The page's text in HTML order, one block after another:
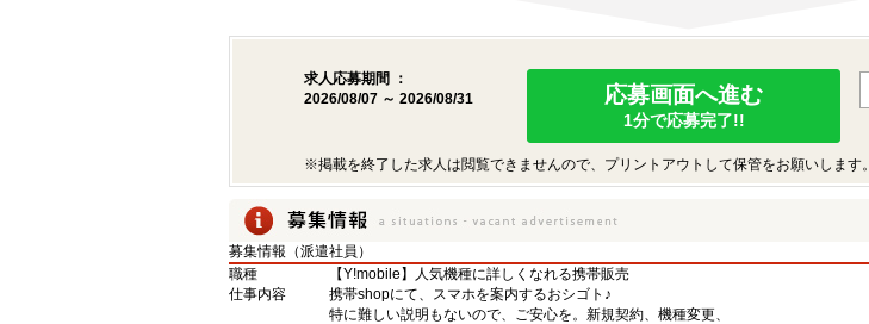
求人応募期間 ：
2026/08/07 ～ 2026/08/31
応募画面へ進む
1分で応募完了!!
※掲載を終了した求人は閲覧できませんので、プリントアウトして保管をお願いします。
募集情報（派遣社員）
職種
【Y!mobile】人気機種に詳しくなれる携帯販売
仕事内容
携帯shopにて、スマホを案内するおシゴト♪
特に難しい説明もないので、ご安心を。新規契約、機種変更、